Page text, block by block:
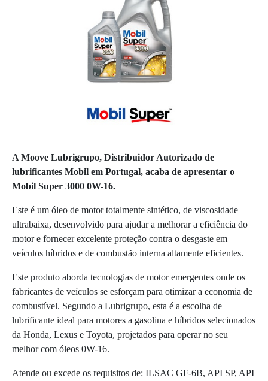
A Moove Lubrigrupo, Distribuidor Autorizado de
lubrificantes Mobil em Portugal, acaba de apresentar o
Mobil Super 3000 0W-16.
Este é um óleo de motor totalmente sintético, de viscosidade
ultrabaixa, desenvolvido para ajudar a melhorar a eficiência do
motor e fornecer excelente proteção contra o desgaste em
veículos híbridos e de combustão interna altamente eficientes.
Este produto aborda tecnologias de motor emergentes onde os
fabricantes de veículos se esforçam para otimizar a economia de
combustível. Segundo a Lubrigrupo, esta é a escolha de
lubrificante ideal para motores a gasolina e híbridos selecionados
da Honda, Lexus e Toyota, projetados para operar no seu
melhor com óleos 0W-16.
Atende ou excede os requisitos de: ILSAC GF-6B, API SP, API